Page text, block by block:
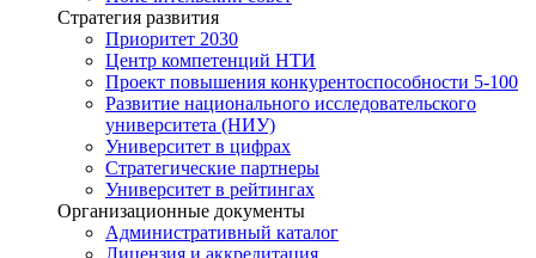
Стратегия развития
Приоритет 2030
Центр компетенций НТИ
Проект повышения конкурентоспособности 5-100
Развитие национального исследовательского
университета (НИУ)
Университет в цифрах
Стратегические партнеры
Университет в рейтингах
Организационные документы
Административный каталог
Лицензия и аккредитация